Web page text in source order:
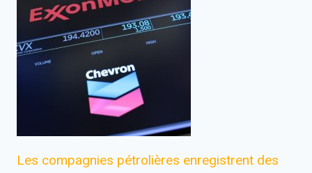
Les compagnies pétrolières enregistrent des